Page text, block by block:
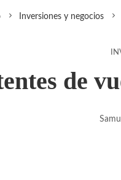
Inversiones y negocios
de